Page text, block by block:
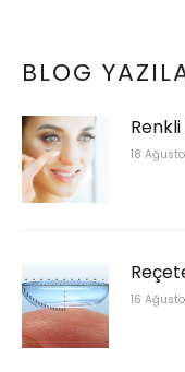
BLOG
18
16